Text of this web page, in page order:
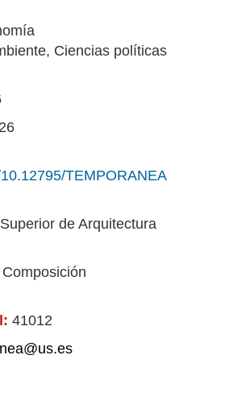
Ciencias políticas
TEMPORANEA
de Arquitectura
41012